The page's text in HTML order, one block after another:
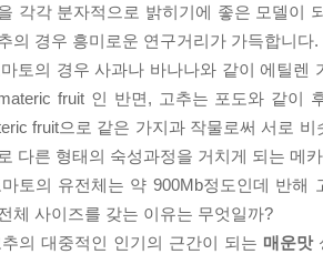
각각 분자적으로 밝히기에 좋은 모델이
의 경우 흥미로운 연구거리가 가득합니다.
토의 경우 사과나 바나나와 같이 에틸렌
fruit 인 반면, 고추는 포도와 같이
fruit으로 같은 가지과 작물로써 서로
다른 형태의 숙성과정을 거치게 되는 메
토의 유전체는 약 900Mb정도인데 반해
체 사이즈를 갖는 이유는 무엇일까?
의 대중적인 인기의 근간이 되는 매운맛